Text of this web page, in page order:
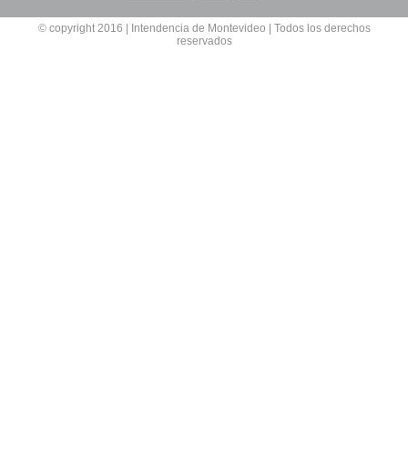
© copyright 2016 | Intendencia de Montevideo | Todos los derechos
reservados